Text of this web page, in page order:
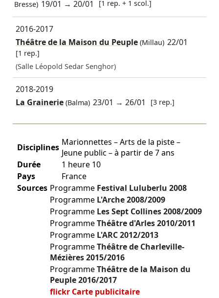
Bresse) 19/01 →20/01 [1 rep. + 1 scol.]
2016-2017
Théâtre de la Maison du Peuple(Millau) 22/01
[1 rep.]
(Salle Léopold Sedar Senghor)
2018-2019
La Grainerie(Balma) 23/01 →26/01 [3 rep.]
Disciplines Marionnettes – Arts de la piste –
Jeune public – à partir de 7 ans
Durée
1 heure 10
Pays
France
Sources Programme Festival Luluberlu 2008
Programme L'Arche2008/2009
Programme Les Sept Collines2008/2009
ProgrammeThéâtre d'Arles2010/2011
Programme L'ARC2012/2013
ProgrammeThéâtre de Charleville-
Mézières2015/2016
ProgrammeThéâtre de la Maison du
Peuple2016/2017
flickr Carte publicitaire